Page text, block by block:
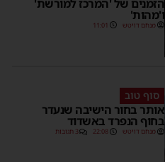
הזמנים של 'המרכז למורשת'
ו'מהות'
מנחם דויטש 11:01
סוף טוב
אותר בחור הישיבה שנעדר
בחוף הנפרד באשדוד
מנחם דויטש 22:08 3 תגובות